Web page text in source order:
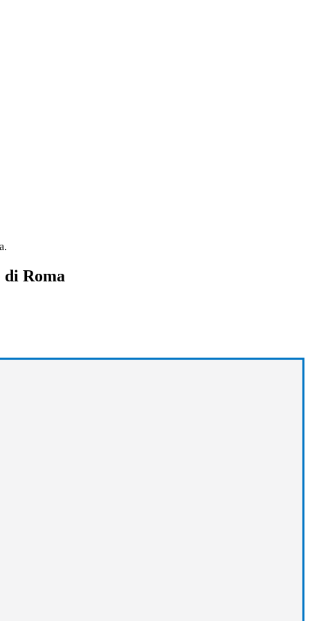
Roma